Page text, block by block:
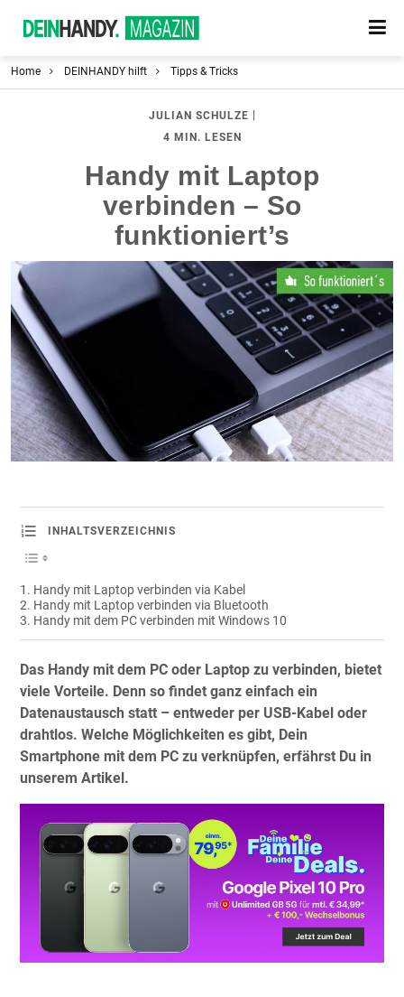
Home DEINHANDY hilft Tipps & Tricks
JULIAN SCHULZE
4 MIN. LESEN
Handy mit Laptop
verbinden – So
funktioniert’s
INHALTSVERZEICHNIS
Handy mit Laptop verbinden via Kabel
Handy mit Laptop verbinden via Bluetooth
Handy mit dem PC verbinden mit Windows 10
Das Handy mit dem PC oder Laptop zu verbinden, bietet
viele Vorteile. Denn so findet ganz einfach ein
Datenaustausch statt – entweder per USB-Kabel oder
drahtlos. Welche Möglichkeiten es gibt, Dein
Smartphone mit dem PC zu verknüpfen, erfährst Du in
unserem Artikel.